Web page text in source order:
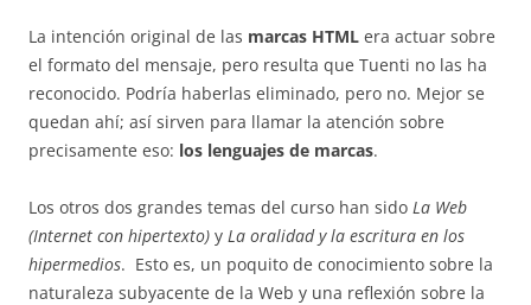
La intención original de las marcas HTML era actuar sobre
el formato del mensaje, pero resulta que Tuenti no las ha
reconocido. Podría haberlas eliminado, pero no. Mejor se
quedan ahí; así sirven para llamar la atención sobre
precisamente eso: los lenguajes de marcas.
Los otros dos grandes temas del curso han sido La Web
(Internet con hipertexto) y La oralidad y la escritura en los
hipermedios. Esto es, un poquito de conocimiento sobre la
naturaleza subyacente de la Web y una reflexión sobre la